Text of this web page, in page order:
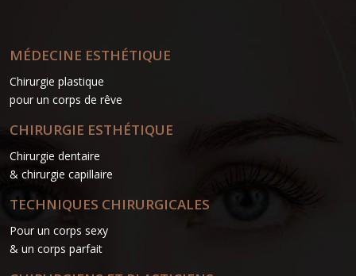
MÉDECINE ESTHÉTIQUE
Chirurgie plastique
pour un corps de rêve
CHIRURGIE ESTHÉTIQUE
Chirurgie dentaire
& chirurgie capillaire
TECHNIQUES CHIRURGICALES
Pour un corps sexy
& un corps parfait